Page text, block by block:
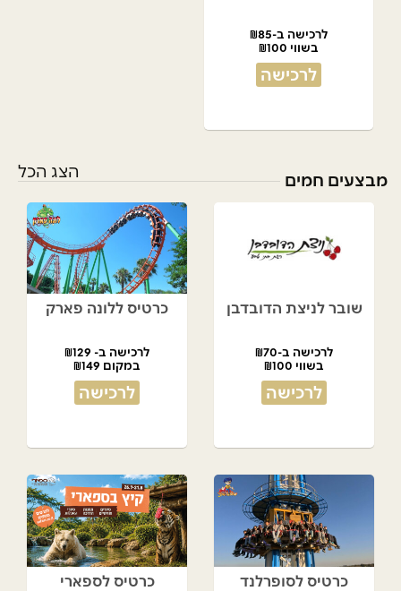
לרכישה ב-₪85
בשווי ₪100
לרכישה
מבצעים חמים הצג הכל
שובר לניצת הדובדבן
לרכישה ב-₪70
בשווי ₪100
לרכישה
כרטיס ללונה פארק
לרכישה ב- ₪129
במקום ₪149
לרכישה
כרטיס לסופרלנד כרטיס לספארי